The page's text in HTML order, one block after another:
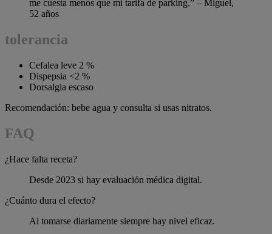
me cuesta menos que mi tarifa de parking.” – Miguel,
52 años
tolerancia
Cefalea leve 2 %
Dispepsia <2 %
Dorsalgia escaso
Recomendación: bebe agua y consulta si usas nitratos.
FAQ
¿Hace falta receta?
Desde 2023 si hay evaluación médica digital.
¿Cuánto dura el efecto?
Al tomarse diariamente siempre hay nivel eficaz.